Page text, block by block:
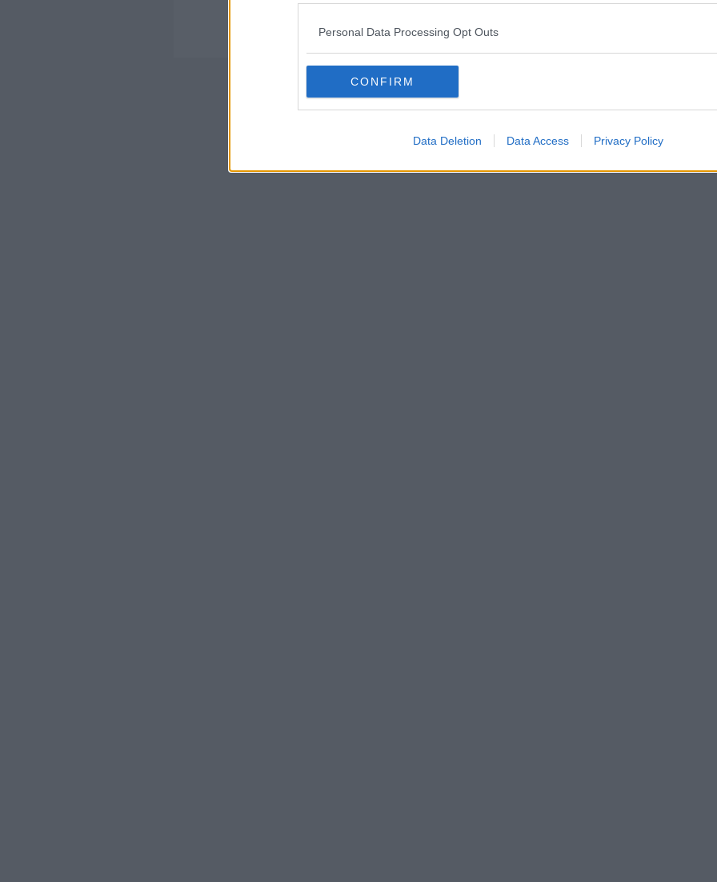
Personal Data Processing Opt Outs
CONFIRM
Data Deletion Data Access Privacy Policy
Der er ikke tilføjet nogen kommentar til denne opskrift endnu